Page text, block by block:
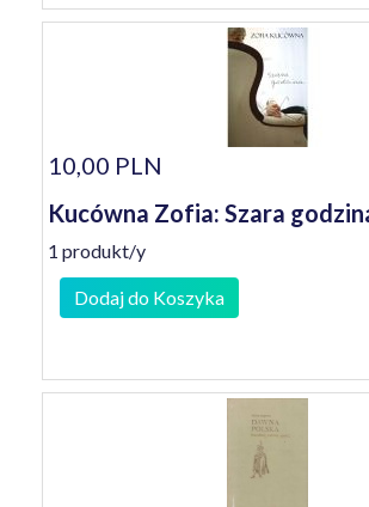
10,00 PLN
Kucówna Zofia: Szara
1 produkt/y
Dodaj do Koszyka